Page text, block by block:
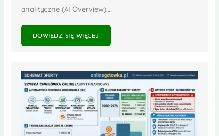
analityczne (AI Overview)...
DOWIEDZ SIĘ WIĘCEJ